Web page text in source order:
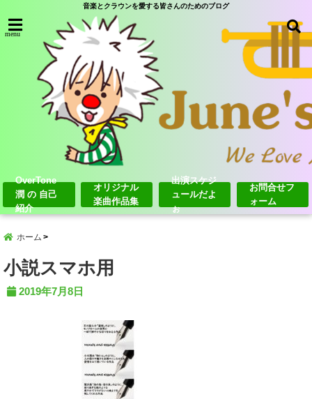
音楽とクラウンを愛する皆さんのためのブログ
menu
OverTone
潤 の 自己
紹介
オリジナル
楽曲作品集
出演スケジ
ュールだよ
ぉ
お問合せフ
ォーム
ホーム
小説スマホ用
2019年7月8日